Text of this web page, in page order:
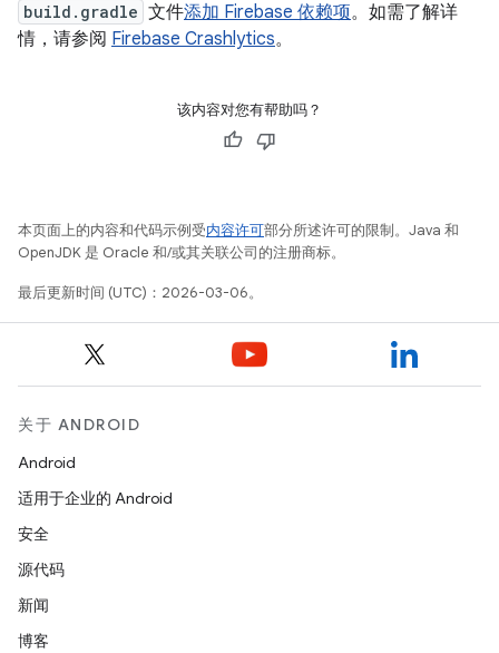
build.gradle 文件添加 Firebase 依赖项。如需了解详
情，请参阅 Firebase Crashlytics。
该内容对您有帮助吗？
本页面上的内容和代码示例受内容许可部分所述许可的限制。Java 和
OpenJDK 是 Oracle 和/或其关联公司的注册商标。
最后更新时间 (UTC)：2026-03-06。
关于 ANDROID
Android
适用于企业的 Android
安全
源代码
新闻
博客